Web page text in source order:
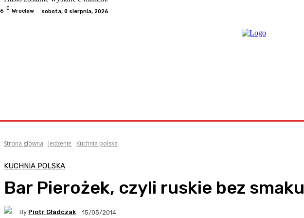
C Wrocław sobota, 8 sierpnia, 2026
Strona główna Jedzenie Kuchnia polska
KUCHNIA POLSKA
Bar Pierożek, czyli ruskie bez smaku
By Piotr Gładczak 15/05/2014